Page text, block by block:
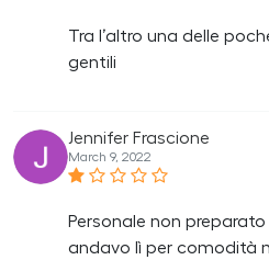
Tra l’altro una delle
gentili
Jennifer Frascione
March 9, 2022
Personale non
andavo lì per comodità